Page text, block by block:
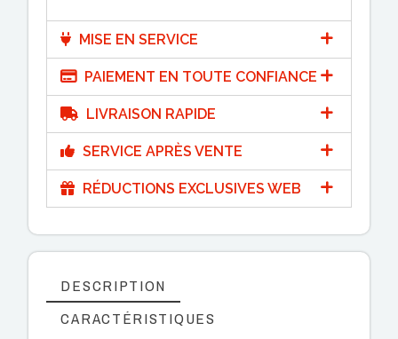
MISE EN SERVICE
PAIEMENT EN TOUTE CONFIANCE
LIVRAISON RAPIDE
SERVICE APRÈS VENTE
RÉDUCTIONS EXCLUSIVES WEB
DESCRIPTION
CARACTÉRISTIQUES